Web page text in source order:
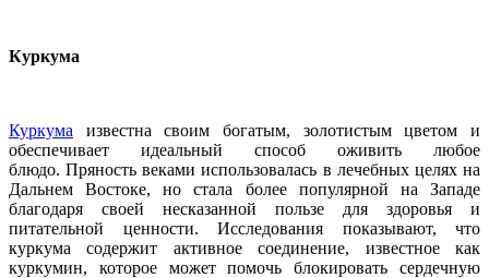
Куркума
Куркума известна своим богатым, золотистым цветом и
обеспечивает идеальный способ оживить любое
блюдо. Пряность веками использовалась в лечебных целях на
Дальнем Востоке, но стала более популярной на Западе
благодаря своей несказанной пользе для здоровья и
питательной ценности. Исследования показывают, что
куркума содержит активное соединение, известное как
куркумин, которое может помочь блокировать сердечную